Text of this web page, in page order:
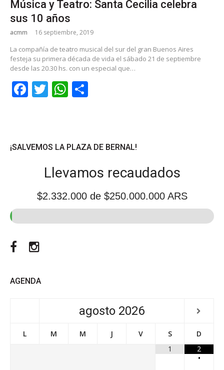
Música y Teatro: Santa Cecilia celebra
sus 10 años
acmm 16 septiembre, 2019
La compañía de teatro musical del sur del gran Buenos Aires
festeja su primera década de vida el sábado 21 de septiembre
desde las 20.30 hs. con un especial que…
Facebook
TwitterWhatsApp
¡SALVEMOS LA PLAZA DE BERNAL!
Llevamos recaudados
$2.332.000de $250.000.000 ARS
Facebook
AGENDA
agosto 2026
L M M J V S
D
1
2
•